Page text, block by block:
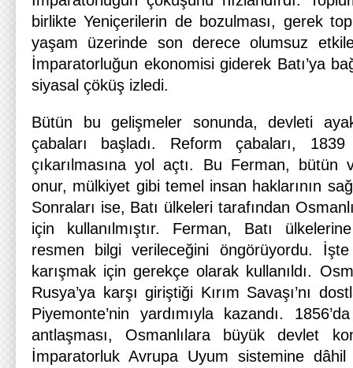
birlikte Yeniçerilerin de bozulması, gerek
yaşam üzerinde son derece olumsuz
İmparatorluğun ekonomisi giderek Batı’ya
siyasal çöküş izledi.
Bütün bu gelişmeler sonunda, devleti
çabaları başladı. Reform çabaları, 1839
çıkarılmasına yol açtı. Bu Ferman, bütün
onur, mülkiyet gibi temel insan haklarının
Sonraları ise, Batı ülkeleri tarafından
için kullanılmıştır. Ferman, Batı
resmen bilgi verileceğini öngörüyordu.
karışmak için gerekçe olarak kullanıldı.
Rusya’ya karşı giriştiği Kırım Savaşı’nı
Piyemonte’nin yardımıyla kazandı.
antlaşması, Osmanlılara büyük devlet
İmparatorluk Avrupa Uyum sistemine